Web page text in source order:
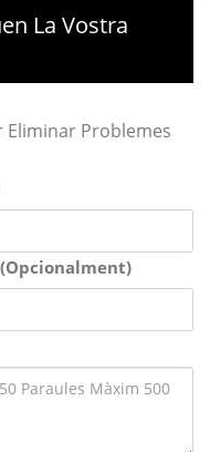
La Vostra
Problemes